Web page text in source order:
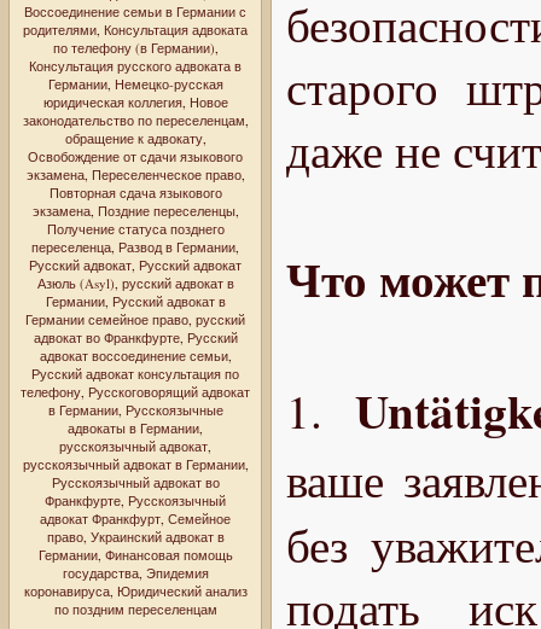
Воссоединение семьи в Германии с
родителями, Консультация адвоката
по телефону (в Германии),
Консультация русского адвоката в
Германии, Немецко-русская
юридическая коллегия, Новое
законодательство по переселенцам,
обращение к адвокату,
Освобождение от сдачи языкового
экзамена, Переселенческое право,
Повторная сдача языкового
экзамена, Поздние переселенцы,
Получение статуса позднего
переселенца, Развод в Германии,
Русский адвокат, Русский адвокат
Азюль (Asyl), русский адвокат в
Германии, Русский адвокат в
Германии семейное право, русский
адвокат во Франкфурте, Русский
адвокат воссоединение семьи,
Русский адвокат консультация по
телефону, Русскоговорящий адвокат
в Германии, Русскоязычные
адвокаты в Германии,
русскоязычный адвокат,
русскоязычный адвокат в Германии,
Русскоязычный адвокат во
Франкфурте, Русскоязычный
адвокат Франкфурт, Семейное
право, Украинский адвокат в
Германии, Финансовая помощь
государства, Эпидемия
коронавируса, Юридический анализ
по поздним переселенцам
старого
даже не
Что может
1.
ваше
без
подать